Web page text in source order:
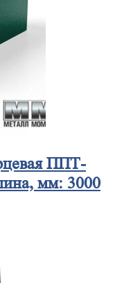
ППТ-
мм: 3000